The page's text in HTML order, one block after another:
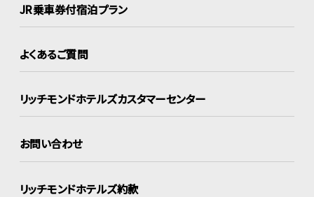
JR乗車券付宿泊プラン
よくあるご質問
リッチモンドホテルズカスタマーセンター
お問い合わせ
リッチモンドホテルズ約款